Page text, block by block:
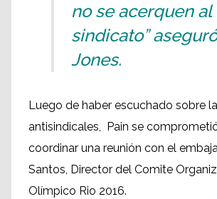
no se acerquen al
sindicato” aseguró
Jones.
Luego de haber escuchado sobre
antisindicales, Pain se
coordinar una reunión con el
Santos, Director del Comite
Olímpico Rio 2016.